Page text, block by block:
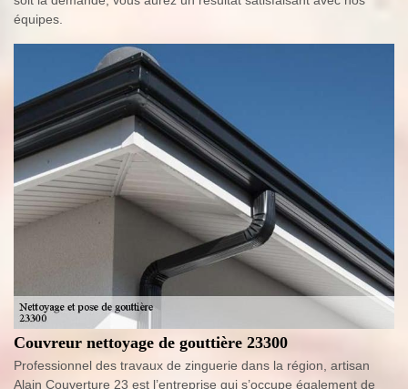
équipes.
Couvreur nettoyage de gouttière 23300
Professionnel des travaux de zinguerie dans la région, artisan
Alain Couverture 23 est l’entreprise qui s’occupe également de